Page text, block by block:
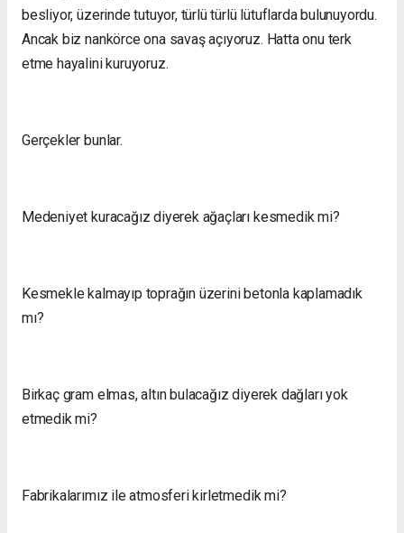
besliyor, üzerinde tutuyor, türlü türlü lütuflarda bulunuyordu.
Ancak biz nankörce ona savaş açıyoruz. Hatta onu terk
etme hayalini kuruyoruz.
Gerçekler bunlar.
Medeniyet kuracağız diyerek ağaçları kesmedik mi?
Kesmekle kalmayıp toprağın üzerini betonla kaplamadık
mı?
Birkaç gram elmas, altın bulacağız diyerek dağları yok
etmedik mi?
Fabrikalarımız ile atmosferi kirletmedik mi?